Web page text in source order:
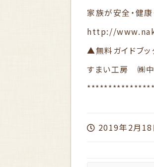
家族が安全・健康
http://
▲無料ガイドブッ
すまい工房 ㈱
2019年2月18